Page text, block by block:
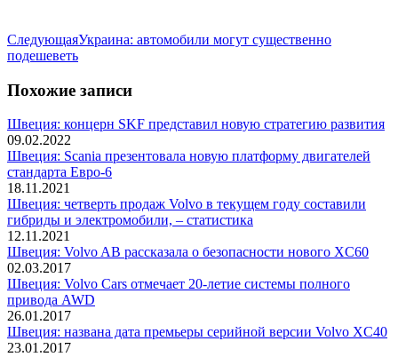
СледующаяСледующая
запись:
Украина: автомобили могут существенно
подешеветь
Похожие записи
Швеция: концерн SKF представил новую стратегию развития
09.02.2022
Швеция: Scania презентовала новую платформу двигателей
стандарта Евро-6
18.11.2021
Швеция: четверть продаж Volvo в текущем году составили
гибриды и электромобили, – статистика
12.11.2021
Швеция: Volvo AB рассказала о безопасности нового XC60
02.03.2017
Швеция: Volvo Cars отмечает 20-летие системы полного
привода AWD
26.01.2017
Швеция: названа дата премьеры серийной версии Volvo XC40
23.01.2017